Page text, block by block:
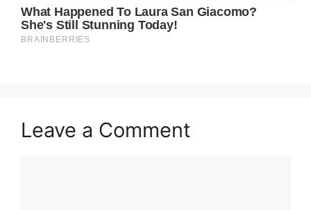
Leave a Comment